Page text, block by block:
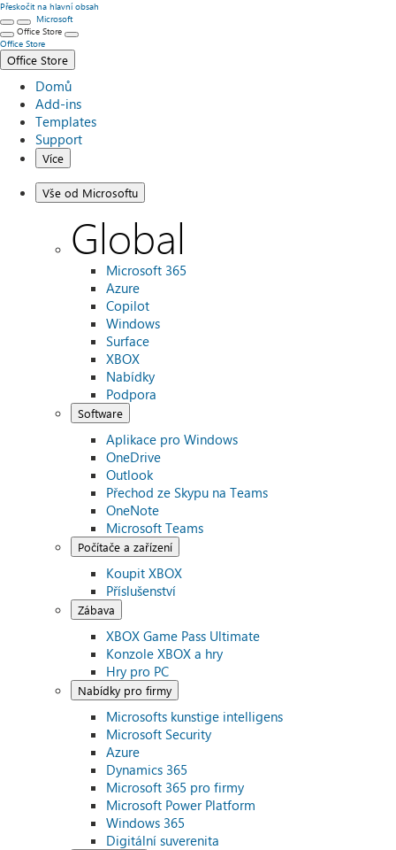
Přeskočit na hlavní obsah
Microsoft
Office Store
Office Store
Office Store
Domů
Add-ins
Templates
Support
Více
Vše od Microsoftu
Global
Microsoft 365
Azure
Copilot
Windows
Surface
XBOX
Nabídky
Podpora
Software
Aplikace pro Windows
OneDrive
Outlook
Přechod ze Skypu na Teams
OneNote
Microsoft Teams
Počítače a zařízení
Koupit XBOX
Příslušenství
Zábava
XBOX Game Pass Ultimate
Konzole XBOX a hry
Hry pro PC
Nabídky pro firmy
Microsofts kunstige intelligens
Microsoft Security
Azure
Dynamics 365
Microsoft 365 pro firmy
Microsoft Power Platform
Windows 365
Digitální suverenita